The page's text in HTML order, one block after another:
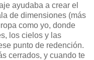
ayudaba a crear el
de dimensiones (más
como yo, donde
los cielos y las
punto de redención.
cerrados, y cuando te